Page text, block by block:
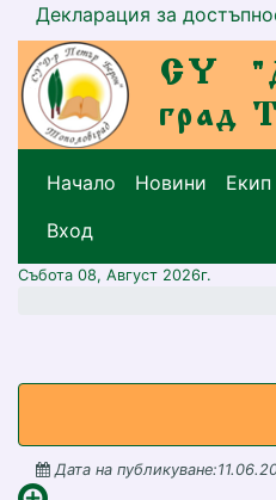
Декларация за
меню горно
Начало Новини Екип
Вход
Събота 08, Август 2026г.
Дата на